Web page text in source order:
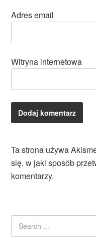
Adres email
Witryna internetowa
Ta strona używa
się, w jaki sposób
komentarzy.